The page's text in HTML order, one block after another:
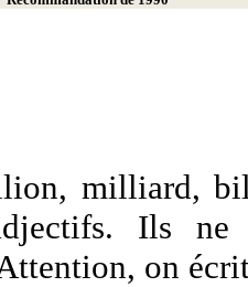
milliard,
Ils ne
on